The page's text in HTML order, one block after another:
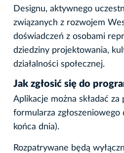
Designu, aktywnego
związanych z rozwojem
doświadczeń z osobami
dziedziny projektowania,
działalności społecznej.
Jak zgłosić się do
Aplikacje można składać
formularza zgłoszeniowego
końca dnia).
Rozpatrywane będą